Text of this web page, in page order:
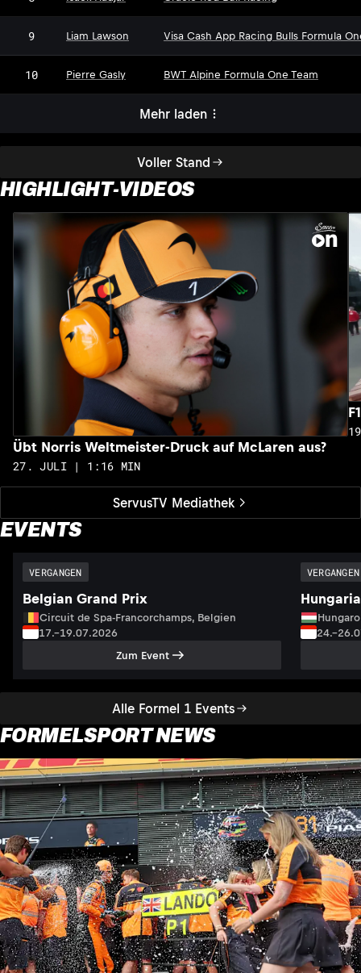
Voller Stand
9 Liam Lawson Visa Cash App Racing Bulls Formula
10 Pierre Gasly BWT Alpine Formula One Team
Mehr laden
HIGHLIGHT-VIDEOS
ServusTV Mediathek
Übt Norris Weltmeister-Druck auf McLaren aus?
27. JULI | 1:16 MIN
EVENTS
Alle Formel 1 Events
VERGANGEN
Belgian Grand Prix
Circuit de Spa-Francorchamps, Belgien
17.–19.07.2026
Zum Event
VERGANGEN
FORMELSPORT NEWS